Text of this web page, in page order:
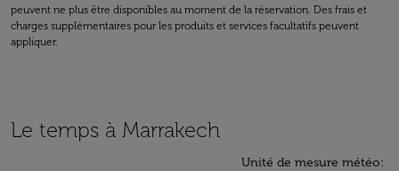
peuvent ne plus être disponibles au moment de la réservation. Des frais et
charges supplémentaires pour les produits et services facultatifs peuvent
appliquer.
Le temps à Marrakech
Unité de mesure météo: